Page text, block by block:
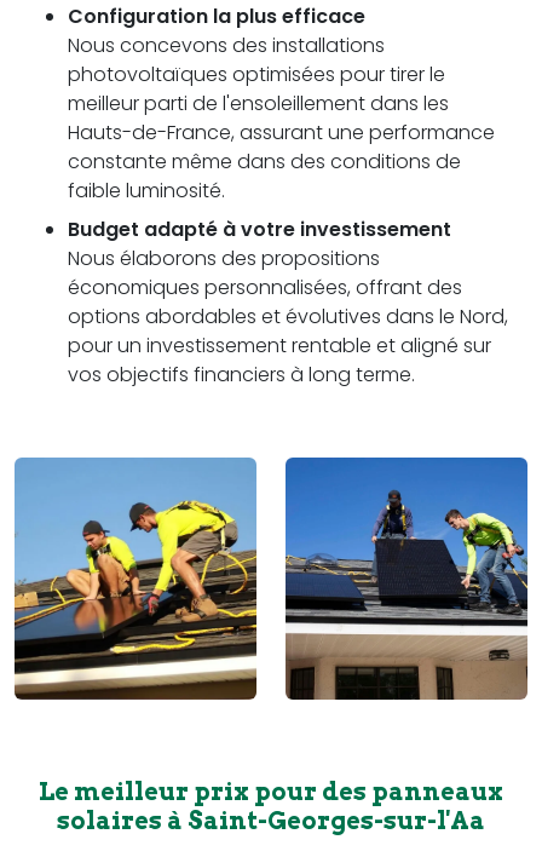
Configuration la plus efficace
Nous concevons des installations
photovoltaïques optimisées pour tirer le
meilleur parti de l'ensoleillement dans les
Hauts-de-France, assurant une performance
constante même dans des conditions de
faible luminosité.
Budget adapté à votre investissement
Nous élaborons des propositions
économiques personnalisées, offrant des
options abordables et évolutives dans le Nord,
pour un investissement rentable et aligné sur
vos objectifs financiers à long terme.
Le meilleur prix pour des panneaux
solaires à Saint-Georges-sur-l'Aa